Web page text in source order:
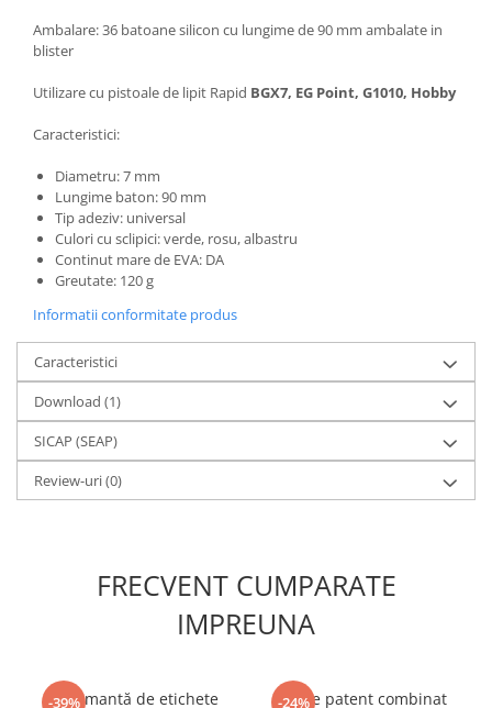
Ambalare: 36 batoane silicon cu lungime de 90 mm ambalate in
blister
Utilizare cu pistoale de lipit Rapid BGX7, EG Point, G1010, Hobby
Caracteristici:
Diametru: 7 mm
Lungime baton: 90 mm
Tip adeziv: universal
Culori cu sclipici: verde, rosu, albastru
Continut mare de EVA: DA
Greutate: 120 g
Informatii conformitate produs
Caracteristici
Download (1)
SICAP (SEAP)
Review-uri(0)
FRECVENT CUMPARATE
IMPREUNA
-39%
Imprimantă de etichete
-24%
Cleste patent combinat